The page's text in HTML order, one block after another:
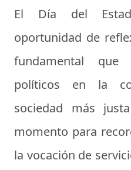
El Día del
oportunidad de
fundamental
políticos en la
sociedad más
momento para
la vocación de